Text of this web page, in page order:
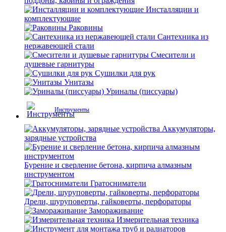
Инсталляции и
комплектующие
Раковины
Сантехника из
нержавеющей стали
Смесители и
душевые гарнитуры
Сушилки для рук
Унитазы
Уриналы (писсуары)
Инструменты
Аккумуляторы,
зарядные устройства
Бурение и сверление бетона, кирпича алмазным
инструментом
Гратосниматели
Дрели, шуруповерты, гайковерты, перфораторы
Замораживание
Измерительная техника